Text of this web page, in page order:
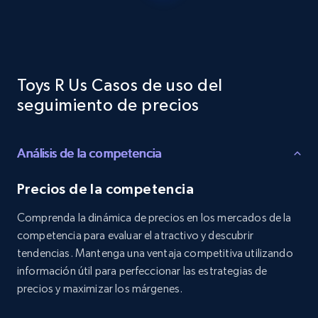
URL, Product id, Listing inventory id, Title, Rating,
price, and more.
1.9K+ 322+ Comenzar ahora
Amazon products search
Toys R Us Casos de uso del
seguimiento de precios
Análisis de la competencia
Precios de la competencia
Comprenda la dinámica de precios en los mercados de la
competencia para evaluar el atractivo y descubrir
tendencias. Mantenga una ventaja competitiva utilizando
información útil para perfeccionar las estrategias de
precios y maximizar los márgenes.